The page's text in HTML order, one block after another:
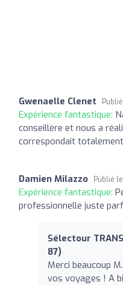
Gwenaelle Clenet
Expérience fantastique:
conseillère et nous a
correspondait
Damien Milazzo Publié le
Expérience fantastique:
professionnelle juste
Sélectour
87)
Merci beaucoup
vos voyages ! A